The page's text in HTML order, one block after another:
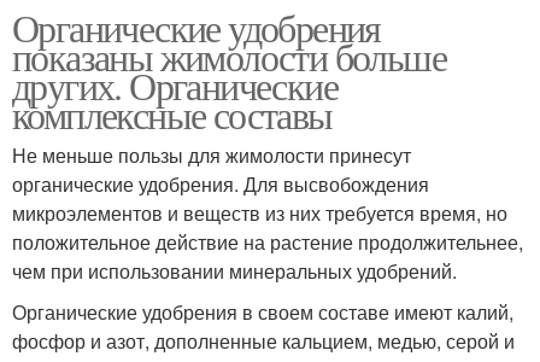
Органические удобрения
показаны жимолости больше
других. Органические
комплексные составы
Не меньше пользы для жимолости принесут
органические удобрения. Для высвобождения
микроэлементов и веществ из них требуется время, но
положительное действие на растение продолжительнее,
чем при использовании минеральных удобрений.
Органические удобрения в своем составе имеют калий,
фосфор и азот, дополненные кальцием, медью, серой и